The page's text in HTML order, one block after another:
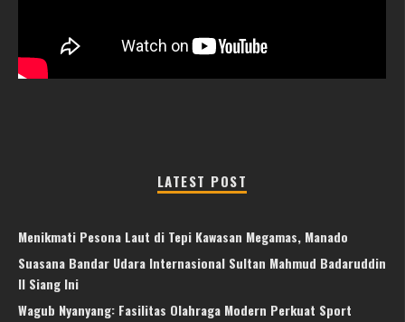
LATEST POST
Menikmati Pesona Laut di Tepi Kawasan Megamas, Manado
Suasana Bandar Udara Internasional Sultan Mahmud Badaruddin
II Siang Ini
Wagub Nyanyang: Fasilitas Olahraga Modern Perkuat Sport